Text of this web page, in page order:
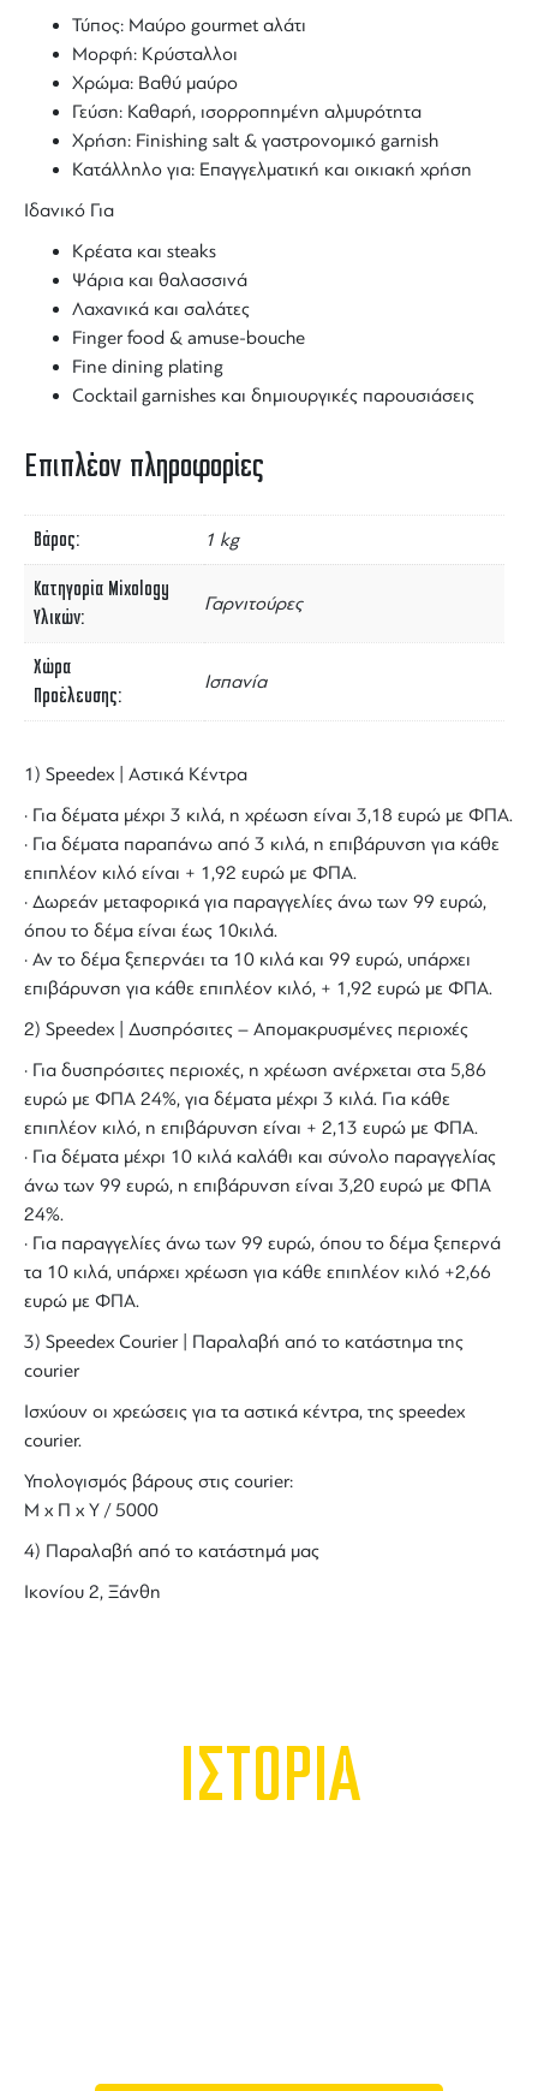
Τύπος: Μαύρο gourmet αλάτι
Μορφή: Κρύσταλλοι
Χρώμα: Βαθύ μαύρο
Γεύση: Καθαρή, ισορροπημένη αλμυρότητα
Χρήση: Finishing salt & γαστρονομικό garnish
Κατάλληλο για: Επαγγελματική και οικιακή χρήση
Ιδανικό Για
Κρέατα και steaks
Ψάρια και θαλασσινά
Λαχανικά και σαλάτες
Finger food & amuse-bouche
Fine dining plating
Cocktail garnishes και δημιουργικές παρουσιάσεις
Επιπλέον πληροφορίες
Βάρος 1 kg
Κατηγορία Mixology
Υλικών
Γαρνιτούρες
Χώρα
Προέλευσης
Ισπανία
1) Speedex | Αστικά Κέντρα
· Για δέματα μέχρι 3 κιλά, η χρέωση είναι 3,18 ευρώ με ΦΠΑ.
· Για δέματα παραπάνω από 3 κιλά, η επιβάρυνση για κάθε
επιπλέον κιλό είναι + 1,92 ευρώ με ΦΠΑ.
· Δωρεάν μεταφορικά για παραγγελίες άνω των 99 ευρώ,
όπου το δέμα είναι έως 10κιλά.
· Αν το δέμα ξεπερνάει τα 10 κιλά και 99 ευρώ, υπάρχει
επιβάρυνση για κάθε επιπλέον κιλό, + 1,92 ευρώ με ΦΠΑ.
2) Speedex | Δυσπρόσιτες – Απομακρυσμένες περιοχές
· Για δυσπρόσιτες περιοχές, η χρέωση ανέρχεται στα 5,86
ευρώ με ΦΠΑ 24%, για δέματα μέχρι 3 κιλά. Για κάθε
επιπλέον κιλό, η επιβάρυνση είναι + 2,13 ευρώ με ΦΠΑ.
· Για δέματα μέχρι 10 κιλά καλάθι και σύνολο παραγγελίας
άνω των 99 ευρώ, η επιβάρυνση είναι 3,20 ευρώ με ΦΠΑ
24%.
· Για παραγγελίες άνω των 99 ευρώ, όπου το δέμα ξεπερνά
τα 10 κιλά, υπάρχει χρέωση για κάθε επιπλέον κιλό +2,66
ευρώ με ΦΠΑ.
3) Speedex Courier | Παραλαβή από το κατάστημα της
courier
Ισχύουν οι χρεώσεις για τα αστικά κέντρα, της speedex
courier.
Υπολογισμός βάρους στις courier:
Μ x Π x Y / 5000
4) Παραλαβή από το κατάστημά μας
Ικονίου 2, Ξάνθη
ΙΣΤΟΡΙΑ